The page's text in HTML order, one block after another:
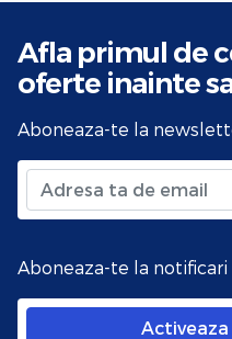
Afla primul de
oferte inainte
Aboneaza-te la
Aboneaza-te la notificari